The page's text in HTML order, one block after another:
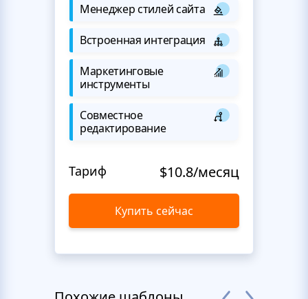
Менеджер стилей сайта
Встроенная интеграция
Маркетинговые
инструменты
Совместное
редактирование
Тариф $10.8/месяц
Купить сейчас